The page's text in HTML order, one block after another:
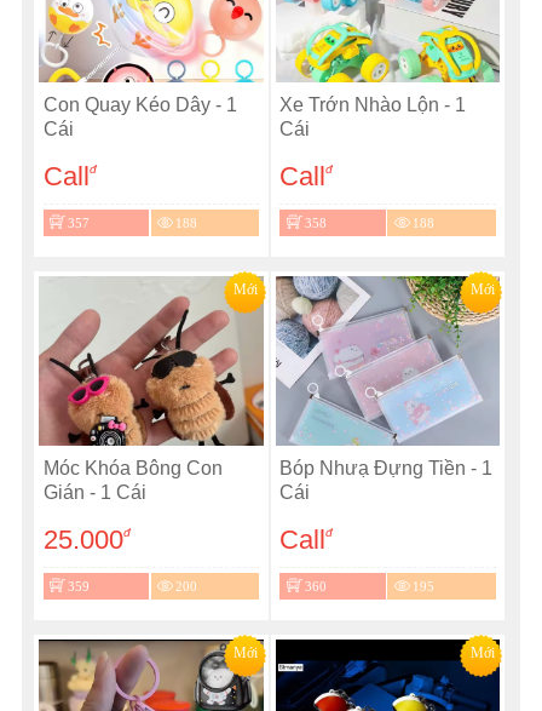
Con Quay Kéo Dây - 1
Cái
Callđ
357 188
Xe Trớn Nhào Lộn - 1
Cái
Callđ
358 188
Mới
Móc Khóa Bông Con
Gián - 1 Cái
25.000đ
359 200
Mới
Bóp Nhưạ Đựng Tiền - 1
Cái
Callđ
360 195
Mới Mới